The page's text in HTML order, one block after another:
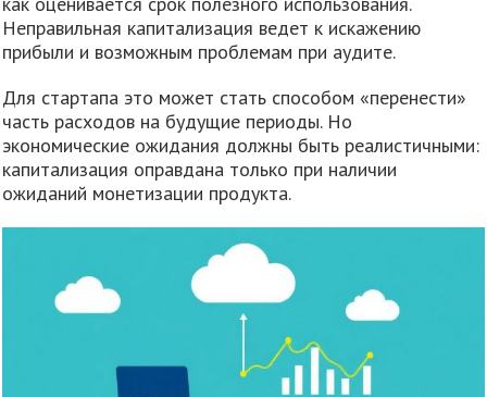
Неправильная капитализация ведет к искажению
прибыли и возможным проблемам при аудите.
Для стартапа это может стать способом «перенести»
часть расходов на будущие периоды. Но
экономические ожидания должны быть реалистичными:
капитализация оправдана только при наличии
ожиданий монетизации продукта.